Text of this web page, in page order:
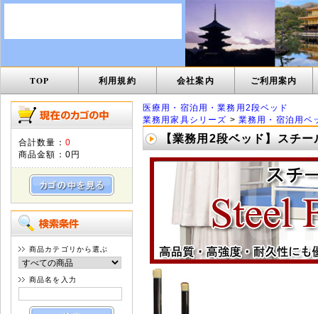
TOP 利用規約 会社案内 ご利用案内
合計数量： 0
商品金額： 0円
商品カテゴリから選ぶ
商品名を入力
医療用・宿泊用・業務用2段ベッド
業務用家具シリーズ > 業務用・宿泊用ベ
【業務用2段ベッド】スチ